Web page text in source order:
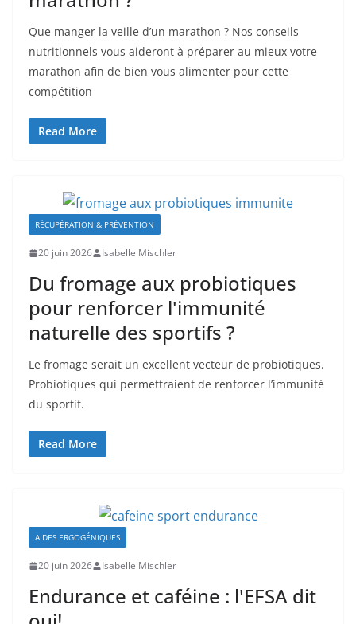
Que manger la veille d’un marathon ? Nos conseils
nutritionnels vous aideront à préparer au mieux votre
marathon afin de bien vous alimenter pour cette
compétition
Read More
RÉCUPÉRATION & PRÉVENTION
20 juin 2026 Isabelle Mischler
Du fromage aux probiotiques
pour renforcer l'immunité
naturelle des sportifs ?
Le fromage serait un excellent vecteur de probiotiques.
Probiotiques qui permettraient de renforcer l’immunité
du sportif.
Read More
AIDES ERGOGÉNIQUES
20 juin 2026 Isabelle Mischler
Endurance et caféine : l'EFSA dit